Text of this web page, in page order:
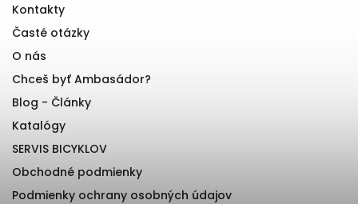
Kontakty
Časté otázky
O nás
Chceš byť Ambasádor?
Blog - Články
Katalógy
SERVIS BICYKLOV
Obchodné podmienky
Podmienky ochrany osobných údajov